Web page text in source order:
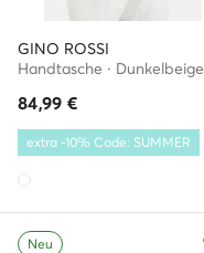
GINO ROSSI
Handtasche · Dunkelbeige
84,99 €
extra -10% Code: SUMMER
Neu